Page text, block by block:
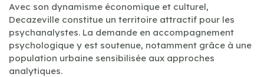
Avec son dynamisme économique et culturel,
Decazeville constitue un territoire attractif pour les
psychanalystes. La demande en accompagnement
psychologique y est soutenue, notamment grâce à une
population urbaine sensibilisée aux approches
analytiques.